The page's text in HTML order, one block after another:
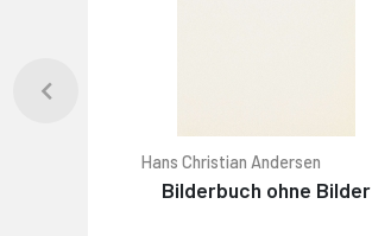
Hans Christian Andersen
Bilderbuch ohne Bilder